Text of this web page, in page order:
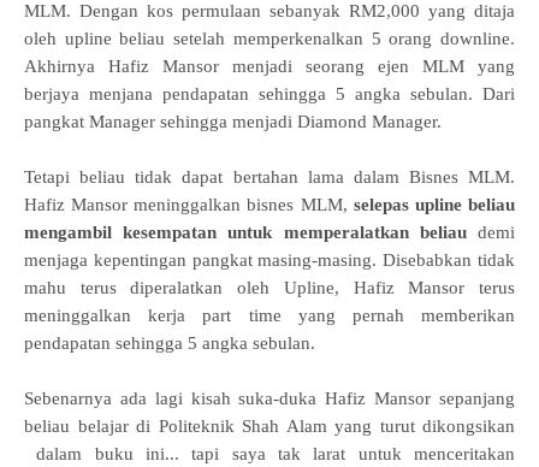
MLM. Dengan kos permulaan sebanyak RM2,000 yang ditaja
oleh upline beliau setelah memperkenalkan 5 orang downline.
Akhirnya Hafiz Mansor menjadi seorang ejen MLM yang
berjaya menjana pendapatan sehingga 5 angka sebulan. Dari
pangkat Manager sehingga menjadi Diamond Manager.
Tetapi beliau tidak dapat bertahan lama dalam Bisnes MLM.
Hafiz Mansor meninggalkan bisnes MLM, selepas upline beliau
mengambil kesempatan untuk memperalatkan beliaudemi
menjaga kepentingan pangkat masing-masing. Disebabkan tidak
mahu terus diperalatkan oleh Upline, Hafiz Mansor terus
meninggalkan kerja part time yang pernah memberikan
pendapatan sehingga 5 angka sebulan.
Sebenarnya ada lagi kisah suka-duka Hafiz Mansor sepanjang
beliau belajar di Politeknik Shah Alam yang turut dikongsikan
dalam buku ini... tapi saya tak larat untuk menceritakan